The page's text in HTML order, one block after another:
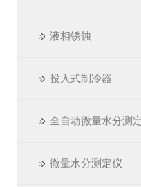
液相锈蚀
投入式制冷器
全自动微量水分测
微量水分测定仪